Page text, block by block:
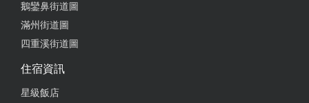
鵝鑾鼻街道圖
滿州街道圖
四重溪街道圖
住宿資訊
星級飯店